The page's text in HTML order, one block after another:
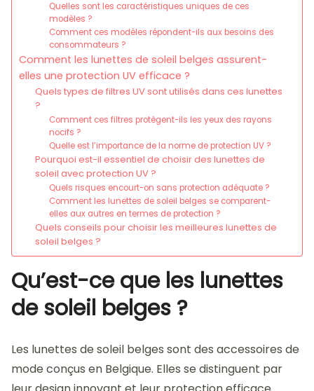
Quelles sont les caractéristiques uniques de ces
modèles ?
Comment ces modèles répondent-ils aux besoins des
consommateurs ?
Comment les lunettes de soleil belges assurent-
elles une protection UV efficace ?
Quels types de filtres UV sont utilisés dans ces lunettes
?
Comment ces filtres protègent-ils les yeux des rayons
nocifs ?
Quelle est l’importance de la norme de protection UV ?
Pourquoi est-il essentiel de choisir des lunettes de
soleil avec protection UV ?
Quels risques encourt-on sans protection adéquate ?
Comment les lunettes de soleil belges se comparent-
elles aux autres en termes de protection ?
Quels conseils pour choisir les meilleures lunettes de
soleil belges ?
Qu’est-ce que les lunettes
de soleil belges ?
Les lunettes de soleil belges sont des accessoires de
mode conçus en Belgique. Elles se distinguent par